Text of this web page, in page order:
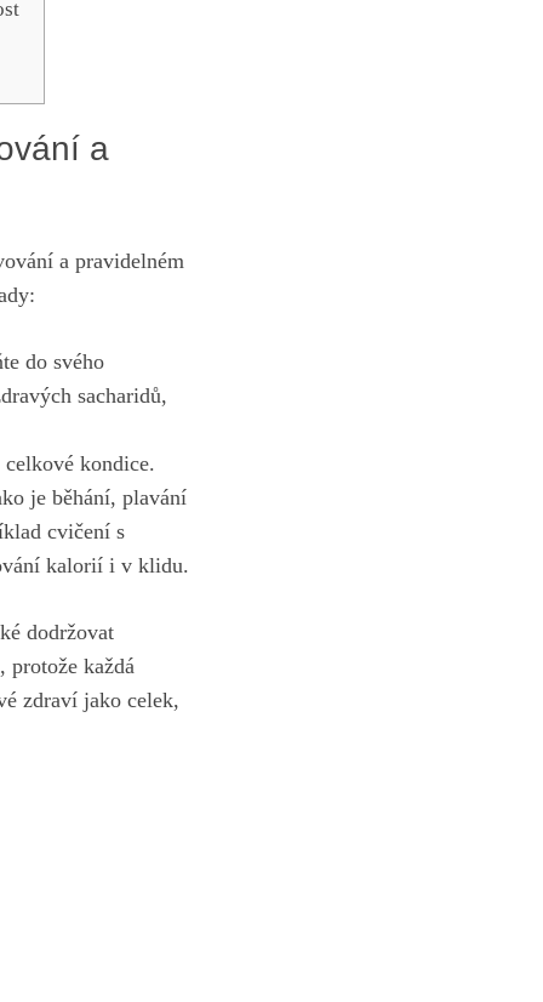
a
a pravidelném
do svého
sacharidů,
‍kondice.
je běhání, plavání
cvičení s
kalorií i​ v klidu.
dodržovat
protože každá
zdraví jako celek,